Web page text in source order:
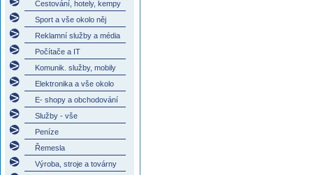
Cestování, hotely, kempy
Sport a vše okolo něj
Reklamní služby a média
Počítače a IT
Komunik. služby, mobily
Elektronika a vše okolo
E- shopy a obchodování
Služby - vše
Peníze
Řemesla
Výroba, stroje a továrny